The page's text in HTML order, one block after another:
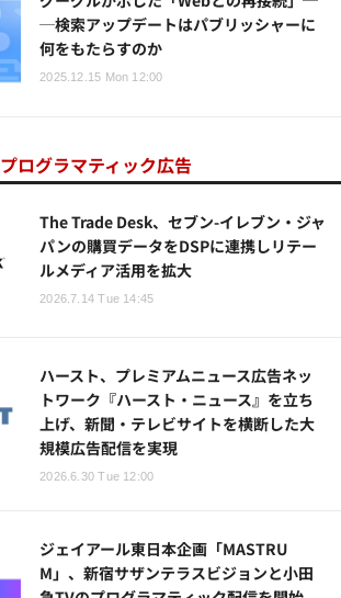
─検索アップデートはパブリッシャーに
何をもたらすのか
2025.12.15 Mon 12:00
プログラマティック広告
The Trade Desk、セブン-イレブン・ジャ
パンの購買データをDSPに連携しリテー
ルメディア活用を拡大
2026.7.14 Tue 14:45
ハースト、プレミアムニュース広告ネッ
トワーク『ハースト・ニュース』を立ち
上げ、新聞・テレビサイトを横断した大
規模広告配信を実現
2026.6.30 Tue 12:00
ジェイアール東日本企画「MASTRU
M」、新宿サザンテラスビジョンと小田